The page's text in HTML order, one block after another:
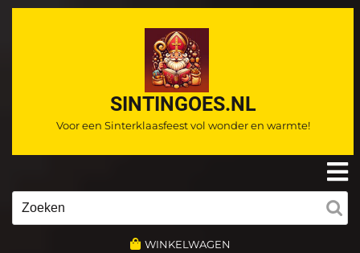
Ga
SINTINGOES.NL
Voor een Sinterklaasfeest vol wonder en warmte!
WINKELWAGEN